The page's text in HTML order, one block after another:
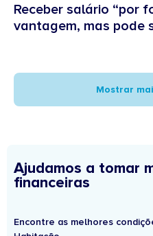
Receber salário “por
vantagem, mas pode
Mostrar
Ajudamos a tomar
financeiras
Encontre as melhores